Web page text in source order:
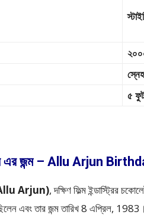
৫
এর জন্ম – Allu Arjun
Arjun), দক্ষিণ ফিল্ম ইন্ডাস্ট্রির
এবং তার জন্ম তারিখ 8 এপ্রিল,